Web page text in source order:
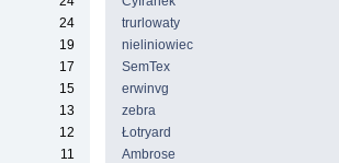
24
19
17
15
13
12
11
trurlowaty
nieliniowiec
SemTex
erwinvg
zebra
Łotryard
Ambrose